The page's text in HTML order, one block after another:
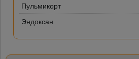
Пульмикорт
Эндоксан